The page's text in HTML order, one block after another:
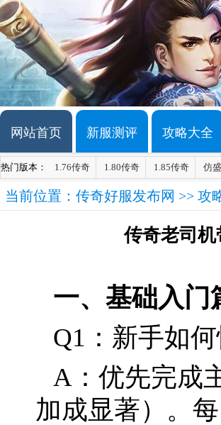
网站首页 新服测评 攻略大全
热门版本： 1.76传奇 1.80传奇 1.85传奇 仿
当前位置： 传奇好服发布网 >> 攻
传奇老司
一、基础入门
Q1：新手如
A：优先完成
加成显著）。